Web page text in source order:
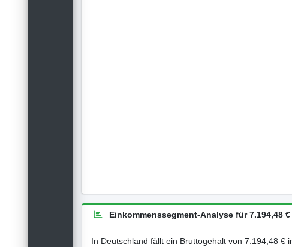
Einkommenssegment-Analyse für 7.194,48
In Deutschland fällt ein Bruttogehalt von 7.194,48 €